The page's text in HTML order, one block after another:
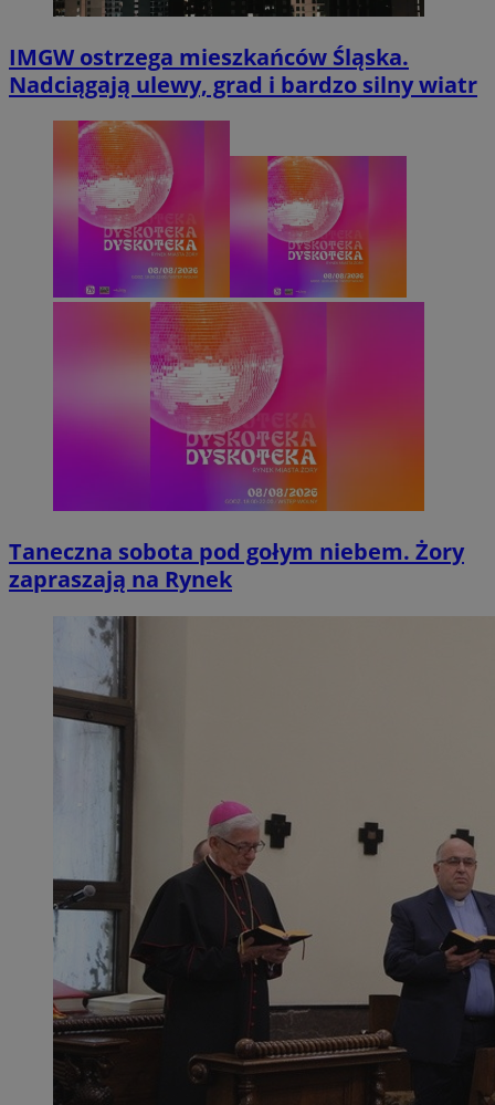
IMGW ostrzega mieszkańców Śląska.
Nadciągają ulewy, grad i bardzo silny wiatr
Taneczna sobota pod gołym niebem. Żory
zapraszają na Rynek